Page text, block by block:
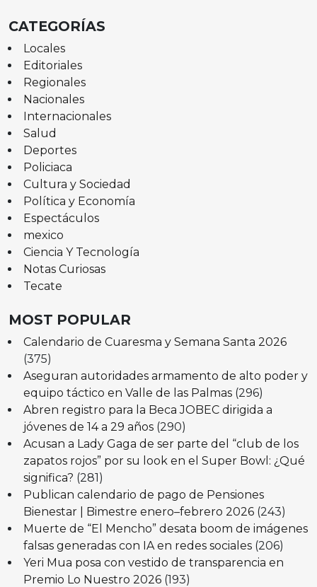
CATEGORÍAS
Locales
Editoriales
Regionales
Nacionales
Internacionales
Salud
Deportes
Policiaca
Cultura y Sociedad
Política y Economía
Espectáculos
mexico
Ciencia Y Tecnología
Notas Curiosas
Tecate
MOST POPULAR
Calendario de Cuaresma y Semana Santa 2026
(375)
Aseguran autoridades armamento de alto poder y
equipo táctico en Valle de las Palmas (296)
Abren registro para la Beca JOBEC dirigida a
jóvenes de 14 a 29 años (290)
Acusan a Lady Gaga de ser parte del “club de los
zapatos rojos” por su look en el Super Bowl: ¿Qué
significa? (281)
Publican calendario de pago de Pensiones
Bienestar | Bimestre enero–febrero 2026 (243)
Muerte de “El Mencho” desata boom de imágenes
falsas generadas con IA en redes sociales (206)
Yeri Mua posa con vestido de transparencia en
Premio Lo Nuestro 2026 (193)